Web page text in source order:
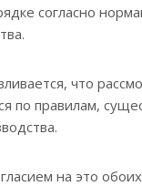
согласно
что
по правилам,
на это